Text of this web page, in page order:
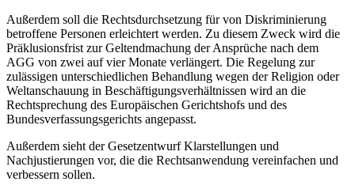
Außerdem soll die Rechtsdurchsetzung für von Diskriminierung
betroffene Personen erleichtert werden. Zu diesem Zweck wird die
Präklusionsfrist zur Geltendmachung der Ansprüche nach dem
AGG von zwei auf vier Monate verlängert. Die Regelung zur
zulässigen unterschiedlichen Behandlung wegen der Religion oder
Weltanschauung in Beschäftigungsverhältnissen wird an die
Rechtsprechung des Europäischen Gerichtshofs und des
Bundesverfassungsgerichts angepasst.
Außerdem sieht der Gesetzentwurf Klarstellungen und
Nachjustierungen vor, die die Rechtsanwendung vereinfachen und
verbessern sollen.